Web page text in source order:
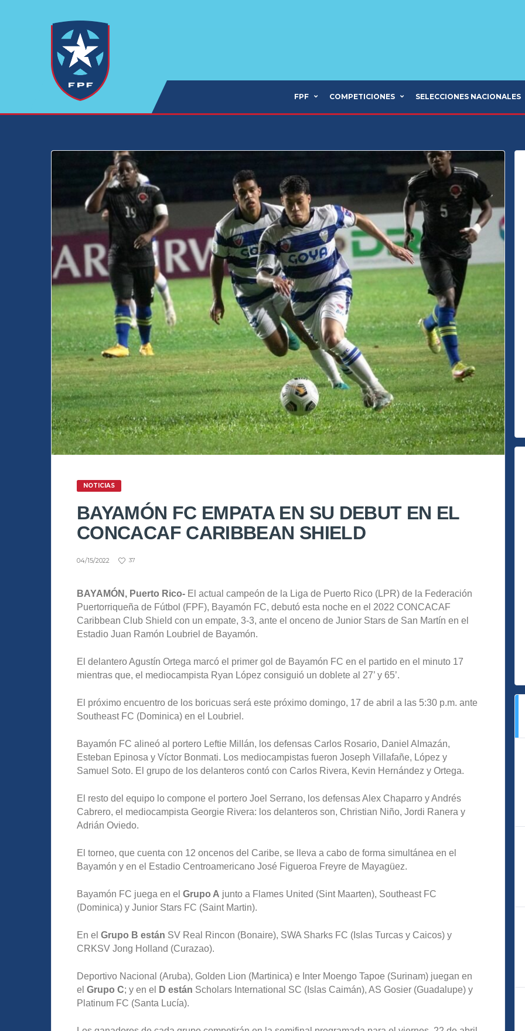
FPF COMPETICIONES SELECCIONES NACIONALES
NOTICIAS
BAYAMÓN FC EMPATA EN SU DEBUT EN EL
CONCACAF CARIBBEAN SHIELD
04/15/2022 37
BAYAMÓN, Puerto Rico- El actual campeón de la Liga de Puerto Rico (LPR) de la Federación
Puertorriqueña de Fútbol (FPF), Bayamón FC, debutó esta noche en el 2022 CONCACAF
Caribbean Club Shield con un empate, 3-3, ante el onceno de Junior Stars de San Martín en el
Estadio Juan Ramón Loubriel de Bayamón.
El delantero Agustín Ortega marcó el primer gol de Bayamón FC en el partido en el minuto 17
mientras que, el mediocampista Ryan López consiguió un doblete al 27’ y 65’.
El próximo encuentro de los boricuas será este próximo domingo, 17 de abril a las 5:30 p.m. ante
Southeast FC (Dominica) en el Loubriel.
Bayamón FC alineó al portero Leftie Millán, los defensas Carlos Rosario, Daniel Almazán,
Esteban Epinosa y Víctor Bonmati. Los mediocampistas fueron Joseph Villafañe, López y
Samuel Soto. El grupo de los delanteros contó con Carlos Rivera, Kevin Hernández y Ortega.
El resto del equipo lo compone el portero Joel Serrano, los defensas Alex Chaparro y Andrés
Cabrero, el mediocampista Georgie Rivera: los delanteros son, Christian Niño, Jordi Ranera y
Adrián Oviedo.
El torneo, que cuenta con 12 oncenos del Caribe, se lleva a cabo de forma simultánea en el
Bayamón y en el Estadio Centroamericano José Figueroa Freyre de Mayagüez.
Bayamón FC juega en el Grupo A junto a Flames United (Sint Maarten), Southeast FC
(Dominica) y Junior Stars FC (Saint Martin).
En el Grupo B están SV Real Rincon (Bonaire), SWA Sharks FC (Islas Turcas y Caicos) y
CRKSV Jong Holland (Curazao).
Deportivo Nacional (Aruba), Golden Lion (Martinica) e Inter Moengo Tapoe (Surinam) juegan en
el Grupo C; y en el D están Scholars International SC (Islas Caimán), AS Gosier (Guadalupe) y
Platinum FC (Santa Lucía).